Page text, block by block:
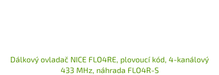
Dálkový ovladač NICE FLO4RE, plovoucí kód, 4-kanálový
433 MHz, náhrada FLO4R-S